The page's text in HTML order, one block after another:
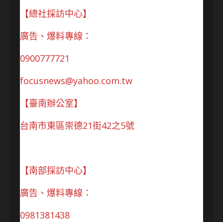
【總社採訪中心】
廣告、爆料專線：
0900777721
focusnews@yahoo.com.tw
【臺南辦公室】
台南市東區崇德21街42之5號
【南部採訪中心】
廣告、爆料專線：
0981381438